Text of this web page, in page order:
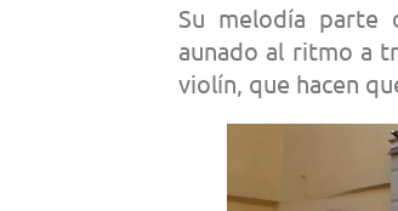
Su melodía parte
aunado al ritmo a
violín, que hacen